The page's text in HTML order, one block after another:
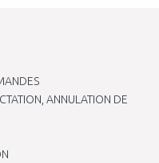
ANNULATION DE